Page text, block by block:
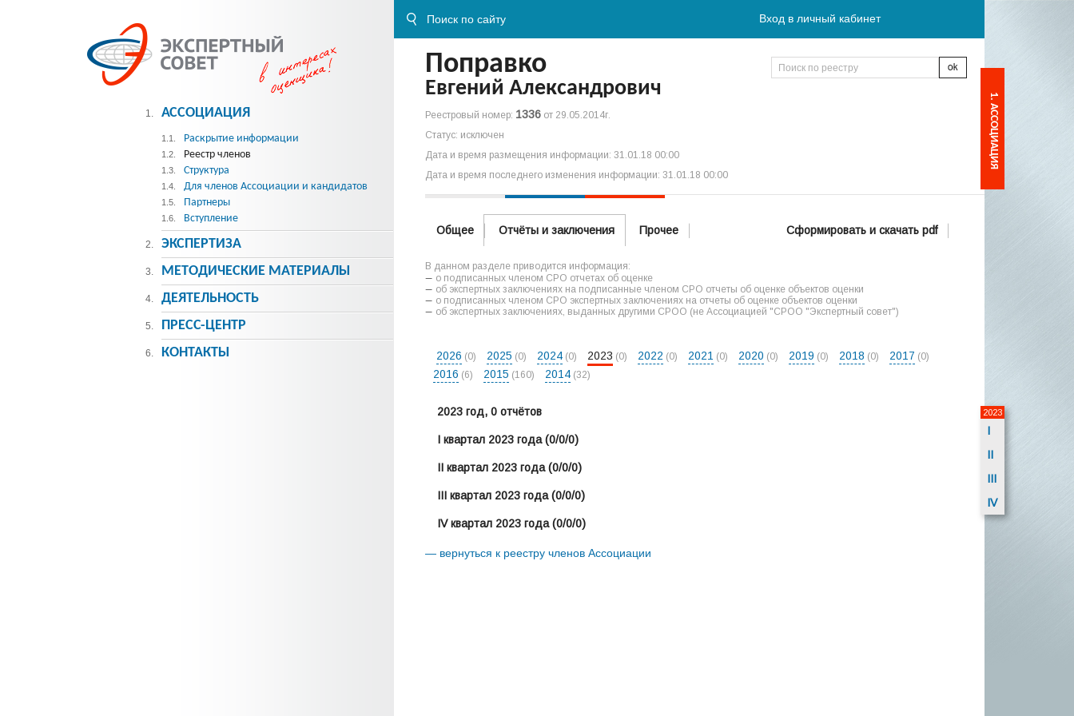
Вход в личный кабинет
Поправко
Евгений Александрович
Реестровый номер: 1336 от 29.05.2014г.
Статус: исключен
Дата и время размещения информации: 31.01.18 00:00
Дата и время последнего изменения информации: 31.01.18 00:00
Общее Отчёты и заключения Прочее Сформировать и скачать pdf
В данном разделе приводится информация:
о подписанных членом СРО отчетах об оценке
об экспертных заключениях на подписанные членом СРО отчеты об оценке объектов оценки
о подписанных членом СРО экспертных заключениях на отчеты об оценке объектов оценки
об экспертных заключениях, выданных другими СРОО (не Ассоциацией "СРОО "Экспертный совет")
2026 (0) 2025 (0) 2024 (0) 2023 (0) 2022 (0) 2021 (0) 2020 (0) 2019 (0) 2018 (0) 2017 (0)
2016 (6) 2015 (160) 2014 (32)
2023 год, 0 отчётов 2023
I
II
III
IV
I квартал 2023 года(0/0/0)
II квартал 2023 года(0/0/0)
III квартал 2023 года(0/0/0)
IV квартал 2023 года(0/0/0)
— вернуться к реестру членов Ассоциации
1. АССОЦИАЦИЯ
1.1. Раскрытие информации
1.2. Реестр членов
1.3. Структура
1.4. Для членов Ассоциации и кандидатов
1.5. Партнеры
1.6. Вступление
2. ЭКСПЕРТИЗА
3. МЕТОДИЧЕСКИE МАТЕРИАЛЫ
4. ДЕЯТЕЛЬНОСТЬ
5. ПРЕСС-ЦЕНТР
6. КОНТАКТЫ
1. АССОЦИАЦИЯ